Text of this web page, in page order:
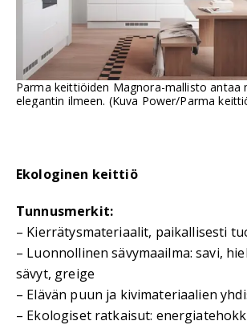
Parma keittiöiden Magnora-mallisto antaa
elegantin ilmeen. (Kuva Power/Parma
Ekologinen keittiö
Tunnusmerkit:
– Kierrätysmateriaalit, paikallisesti
– Luonnollinen sävymaailma: savi,
sävyt, greige
– Elävän puun ja kivimateriaalien
– Ekologiset ratkaisut: